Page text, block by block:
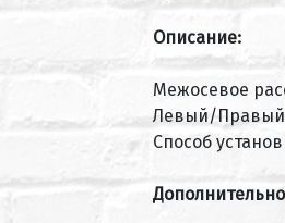
Описание:
Межосевое
Левый/
Способ